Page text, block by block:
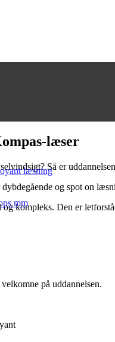
læsning
mm
læser
Så er
og spot on
kompleks. Den er
på uddannelsen.